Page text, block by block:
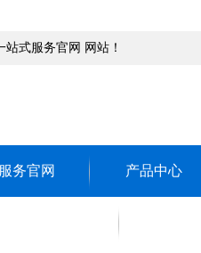
式服务官网 网站！
务官网 产品中心